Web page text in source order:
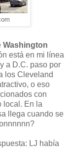
Washington
está en mi línea
a D.C. paso por
los Cleveland
o eso
con
local. En la
llega cuando se
LJ había